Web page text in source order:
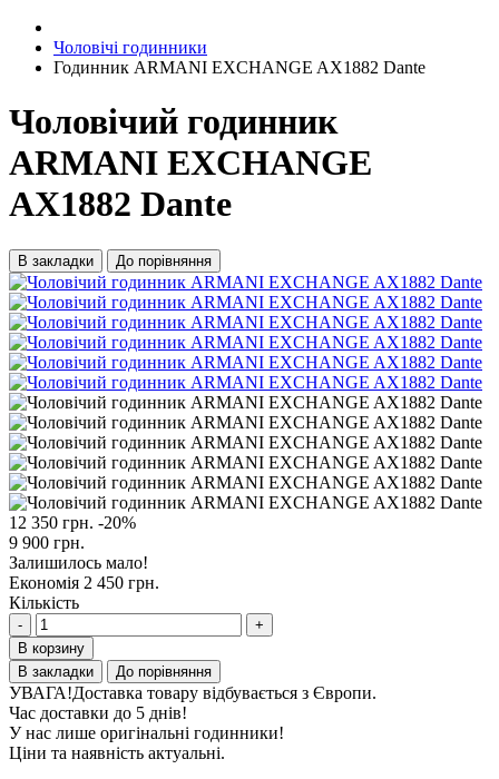
Чоловічі годинники
Годинник ARMANI EXCHANGE AX1882 Dante
Чоловічий годинник
ARMANI EXCHANGE
AX1882 Dante
В закладки До порівняння
12 350 грн. -20%
9 900 грн.
Залишилось мало!
Економія 2 450 грн.
Кількість
-
+
В корзину
В закладки
До порівняння
УВАГА!Доставка товару відбувається з Європи.
Час доставки до 5 днів!
У нас лише оригінальні годинники!
Ціни та наявність актуальні.